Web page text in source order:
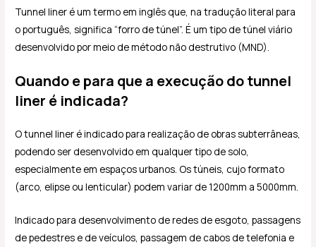
Tunnel liner é um termo em inglês que, na tradução literal para
o português, significa “forro de túnel”. É um tipo de túnel viário
desenvolvido por meio de método não destrutivo (MND).
Quando e para que a execução do tunnel
liner é indicada?
O tunnel liner é indicado para realização de obras subterrâneas,
podendo ser desenvolvido em qualquer tipo de solo,
especialmente em espaços urbanos. Os túneis, cujo formato
(arco, elipse ou lenticular) podem variar de 1200mm a 5000mm.
Indicado para desenvolvimento de redes de esgoto, passagens
de pedestres e de veículos, passagem de cabos de telefonia e